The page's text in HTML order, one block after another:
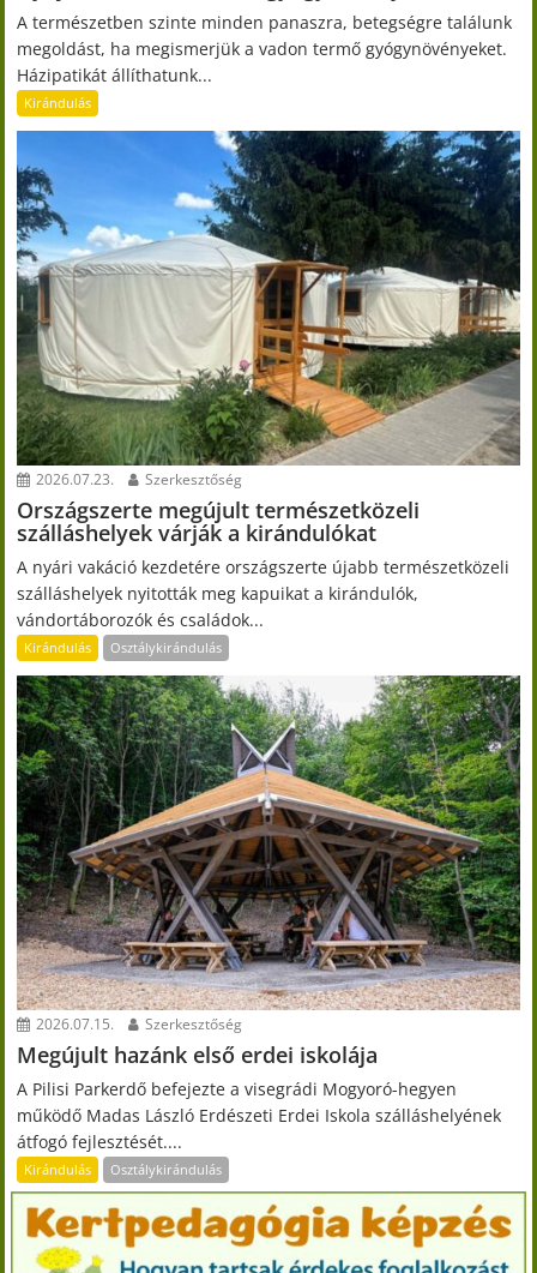
A természetben szinte minden panaszra, betegségre találunk
megoldást, ha megismerjük a vadon termő gyógynövényeket.
Házipatikát állíthatunk...
Kirándulás
2026.07.23. Szerkesztőség
Országszerte megújult természetközeli
szálláshelyek várják a kirándulókat
A nyári vakáció kezdetére országszerte újabb természetközeli
szálláshelyek nyitották meg kapuikat a kirándulók,
vándortáborozók és családok...
Kirándulás Osztálykirándulás
2026.07.15. Szerkesztőség
Megújult hazánk első erdei iskolája
A Pilisi Parkerdő befejezte a visegrádi Mogyoró-hegyen
működő Madas László Erdészeti Erdei Iskola szálláshelyének
átfogó fejlesztését....
Kirándulás Osztálykirándulás